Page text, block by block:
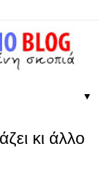
▼
κι άλλο